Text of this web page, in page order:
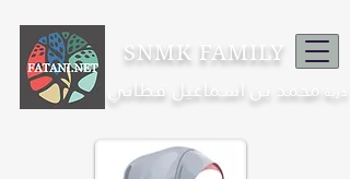
SNMK FAMILY
ذرية محمد بن اسماعيل فطاني